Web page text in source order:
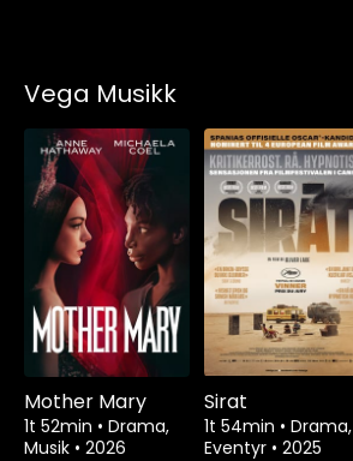
Vega Musikk
Mother Mary
1t 52min • Drama,
Musik • 2026
Sirat
1t 54min • Drama,
Eventyr • 2025